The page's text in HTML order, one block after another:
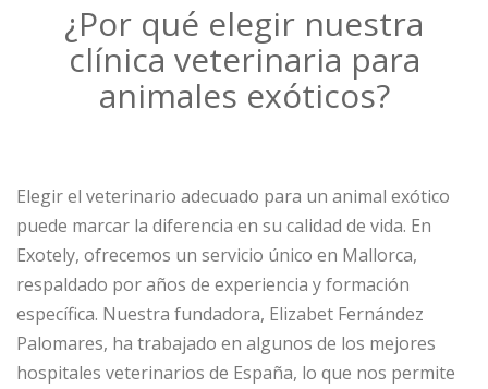
¿Por qué elegir nuestra
clínica veterinaria para
animales exóticos?
Elegir el veterinario adecuado para un animal exótico
puede marcar la diferencia en su calidad de vida. En
Exotely, ofrecemos un servicio único en Mallorca,
respaldado por años de experiencia y formación
específica. Nuestra fundadora, Elizabet Fernández
Palomares, ha trabajado en algunos de los mejores
hospitales veterinarios de España, lo que nos permite